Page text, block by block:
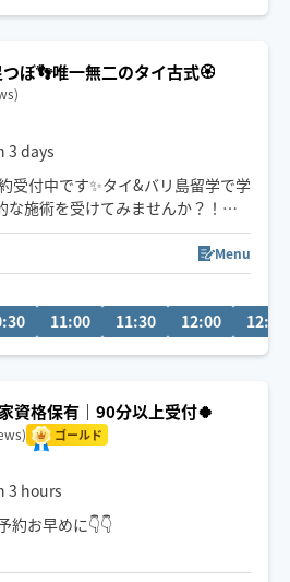
感謝😆ありがとうございます🙌
の出発が多めで場所や日により
ぼ👣唯一無二のタイ古式🏵
3 days
受付中です✨タイ&バリ島留学で学
施術を受けてみませんか？！
120分ｺｰｽ✨
動ですが、吹雪などの悪天候時
えないエリアあります🙏💦
Menu
11:00 11:30 12:00 12:30
資格保有｜90分以上受付🍀
ゴールド
3 hours
約お早めに👇👇